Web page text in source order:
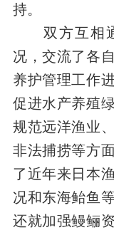
持。
双方互相通
况，交流了各
养护管理工作
促进水产养殖
规范远洋渔业
非法捕捞等方
了近年来日本
况和东海鲐鱼
还就加强鳗鲡